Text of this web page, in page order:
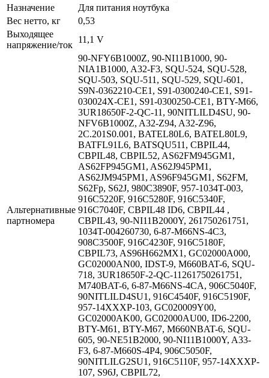
Назначение
Для питания ноутбука
Вес нетто, кг
0,53
Выходящее
напряжение/ток
11,1 V
Альтернативные
партномера
90-NFY6B1000Z, 90-NI11B1000, 90-
NIA1B1000, A32-F3, SQU-524, SQU-528,
SQU-503, SQU-511, SQU-529, SQU-601,
S9N-0362210-CE1, S91-0300240-CE1, S91-
030024X-CE1, S91-0300250-CE1, BTY-M66,
3UR18650F-2-QC-11, 90NITLILD4SU, 90-
NFV6B1000Z, A32-Z94, A32-Z96,
2C.201S0.001, BATEL80L6, BATEL80L9,
BATFL91L6, BATSQU511, CBPIL44,
CBPIL48, CBPIL52, AS62FM945GM1,
AS62FP945GM1, AS62J945PM1,
AS62JM945PM1, AS96F945GM1, S62FM,
S62Fp, S62J, 980C3890F, 957-1034T-003,
916C5220F, 916C5280F, 916C5340F,
916C7040F, CBPIL48 ID6, CBPIL44 ,
CBPIL43, 90-NI11B2000Y, 261750261751,
1034T-004260730, 6-87-M66NS-4C3,
908C3500F, 916C4230F, 916C5180F,
CBPIL73, AS96H662MX1, GC02000A000,
GC02000AN00, IDST-9, M660BAT-6, SQU-
718, 3UR18650F-2-QC-11261750261751,
M740BAT-6, 6-87-M66NS-4CA, 906C5040F,
90NITLILD4SU1, 916C4540F, 916C5190F,
957-14XXXP-103, GC020009Y00,
GC02000AK00, GC02000AU00, ID6-2200,
BTY-M61, BTY-M67, M660NBAT-6, SQU-
605, 90-NE51B2000, 90-NI11B1000Y, A33-
F3, 6-87-M660S-4P4, 906C5050F,
90NITLILG2SU1, 916C5110F, 957-14XXXP-
107, S96J, CBPIL72,